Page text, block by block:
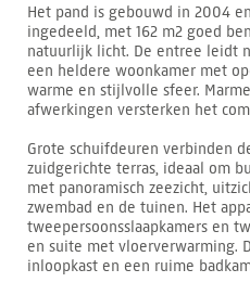
Het pand is gebouwd in 2004
ingedeeld, met 162 m2 goed
natuurlijk licht. De entree leidt
een heldere woonkamer met
warme en stijlvolle sfeer.
afwerkingen versterken het
Grote schuifdeuren verbinden
zuidgerichte terras, ideaal om
met panoramisch zeezicht,
zwembad en de tuinen. Het
tweepersoonsslaapkamers en
en suite met vloerverwarming.
inloopkast en een ruime